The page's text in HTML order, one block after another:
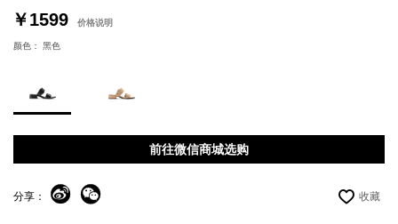
￥1599 价格说明
颜色： 黑色
前往微信商城选购
分享： 收藏